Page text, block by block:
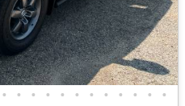
• • • • • • • • • • • •